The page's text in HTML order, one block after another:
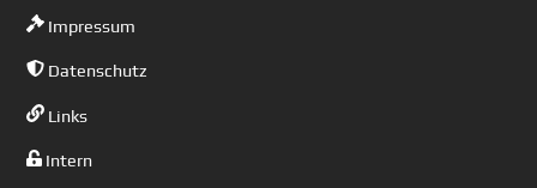
Impressum
Datenschutz
Links
Intern